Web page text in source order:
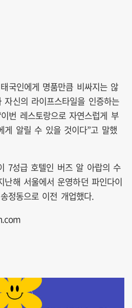
국인에게 명품만큼 비싸지는 않
신의 라이프스타일을 인증하는
번 레스토랑으로 자연스럽게 부
게 알릴 수 있을 것이다”고 말했
7성급 호텔인 버즈 알 아랍의 수
난해 서울에서 운영하던 파인다이
정동으로 이전 개업했다.